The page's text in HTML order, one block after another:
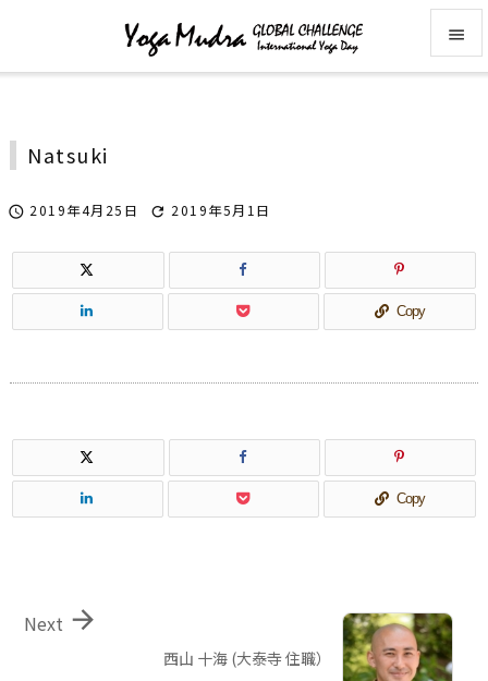



Natsuki
 2019年4月25日  2019年5月1日
Copy
Copy
西山 十海 (大泰寺 住職）

Next